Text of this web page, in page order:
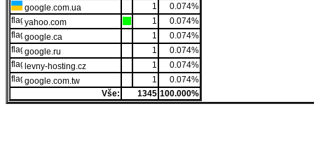
google.com.ua
1
0.074%
yahoo.com
1
0.074%
google.ca
1
0.074%
google.ru
1
0.074%
levny-hosting.cz
1
0.074%
google.com.tw
1
0.074%
Vše:
1345 100.000%